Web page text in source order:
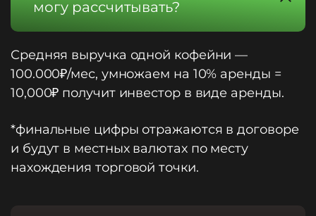
могу рассчитывать?
Средняя выручка одной кофейни —
100.000₽/мес, умножаем на 10% аренды =
10,000₽ получит инвестор в виде аренды.
*финальные цифры отражаются в договоре
и будут в местных валютах по месту
нахождения торговой точки.